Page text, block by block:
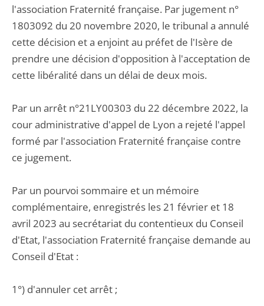
l'association Fraternité française. Par jugement n°
1803092 du 20 novembre 2020, le tribunal a annulé
cette décision et a enjoint au préfet de l'Isère de
prendre une décision d'opposition à l'acceptation de
cette libéralité dans un délai de deux mois.
Par un arrêt n°21LY00303 du 22 décembre 2022, la
cour administrative d'appel de Lyon a rejeté l'appel
formé par l'association Fraternité française contre
ce jugement.
Par un pourvoi sommaire et un mémoire
complémentaire, enregistrés les 21 février et 18
avril 2023 au secrétariat du contentieux du Conseil
d'Etat, l'association Fraternité française demande au
Conseil d'Etat :
1°) d'annuler cet arrêt ;